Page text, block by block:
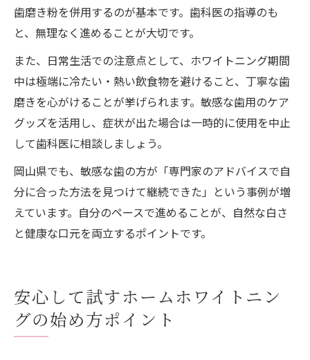
歯磨き粉を併用するのが基本です。歯科医の指導のも
と、無理なく進めることが大切です。
また、日常生活での注意点として、ホワイトニング期間
中は極端に冷たい・熱い飲食物を避けること、丁寧な歯
磨きを心がけることが挙げられます。敏感な歯用のケア
グッズを活用し、症状が出た場合は一時的に使用を中止
して歯科医に相談しましょう。
岡山県でも、敏感な歯の方が「専門家のアドバイスで自
分に合った方法を見つけて継続できた」という事例が増
えています。自分のペースで進めることが、自然な白さ
と健康な口元を両立するポイントです。
安心して試すホームホワイトニン
グの始め方ポイント